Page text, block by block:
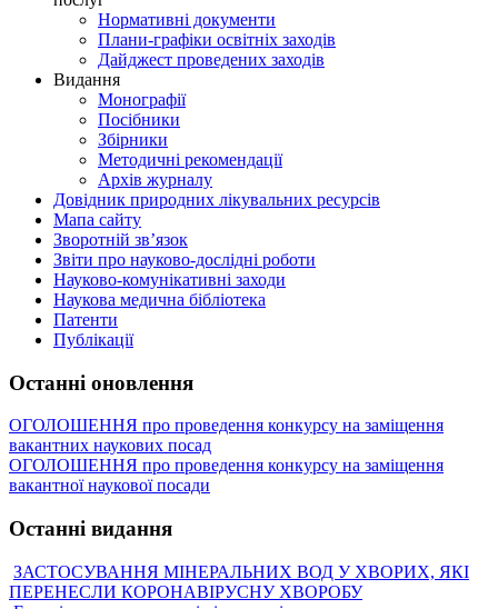
Нормативні документи
Плани-графіки освітніх заходів
Дайджест проведених заходів
Видання
Монографії
Посібники
Збірники
Методичні рекомендації
Архів журналу
Довідник природних лікувальних ресурсів
Мапа сайту
Зворотній зв’язок
Звіти про науково-дослідні роботи
Науково-комунікативні заходи
Наукова медична бібліотека
Патенти
Публікації
Останні оновлення
ОГОЛОШЕННЯ про проведення конкурсу на заміщення
вакантних наукових посад
ОГОЛОШЕННЯ про проведення конкурсу на заміщення
вакантної наукової посади
Останні видання
ЗАСТОСУВАННЯ МІНЕРАЛЬНИХ ВОД У ХВОРИХ, ЯКІ
ПЕРЕНЕСЛИ КОРОНАВІРУСНУ ХВОРОБУ